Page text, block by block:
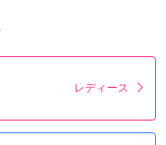
レディース